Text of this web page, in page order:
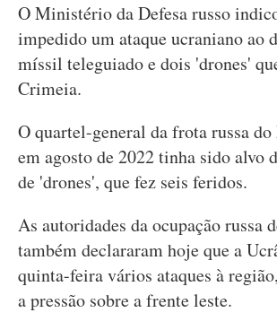
O Ministério da Defesa russo
impedido um ataque ucraniano ao
míssil teleguiado e dois 'drones'
Crimeia.
O quartel-general da frota russa
em agosto de 2022 tinha sido alvo
de 'drones', que fez seis feridos.
As autoridades da ocupação russa
também declararam hoje que a
quinta-feira vários ataques à
a pressão sobre a frente leste.